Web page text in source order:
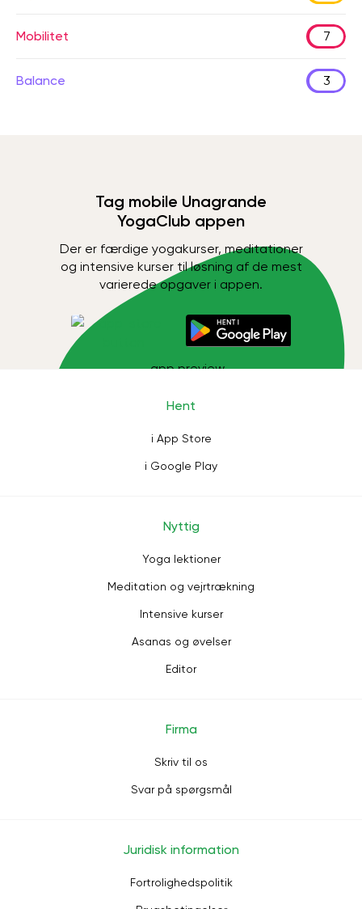
Mobilitet 7
Balance 3
Tag mobile Unagrande
YogaClub appen
Der er færdige yogakurser, meditationer
og intensive kurser til løsning af de mest
varierede opgaver i appen.
Hent
i App Store
i Google Play
Nyttig
Yoga lektioner
Meditation og vejrtrækning
Intensive kurser
Asanas og øvelser
Editor
Firma
Skriv til os
Svar på spørgsmål
Juridisk information
Fortrolighedspolitik